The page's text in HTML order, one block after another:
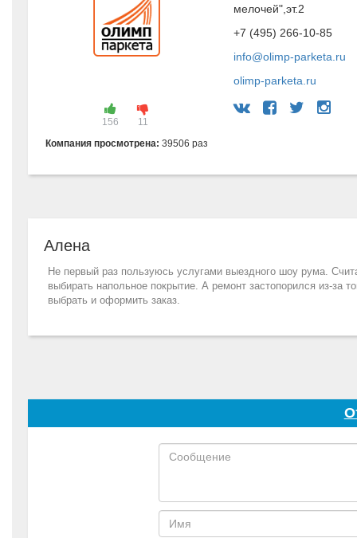
156
11
Компания просмотрена:39506 раз
мелочей",эт.2
+7 (495) 266-10-85
info@olimp-parketa.ru
olimp-parketa.ru
Алена
Не первый раз пользуюсь услугами выездного шоу рума.
выбирать напольное покрытие. А ремонт застопорился из-за
выбрать и оформить заказ.